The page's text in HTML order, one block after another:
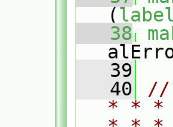
(
   38
   39
   40
//
* * *